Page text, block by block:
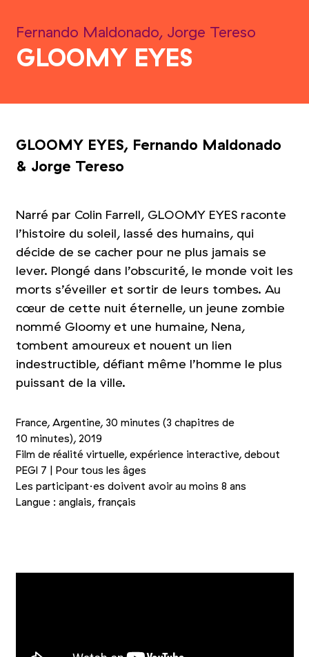
Fernando Maldonado, Jorge Tereso
GLOOMY EYES
GLOOMY EYES, Fernando Maldonado
& Jorge Tereso
Narré par Colin Farrell, GLOOMY EYES raconte
l’histoire du soleil, lassé des humains, qui
décide de se cacher pour ne plus jamais se
lever. Plongé dans l’obscurité, le monde voit les
morts s’éveiller et sortir de leurs tombes. Au
cœur de cette nuit éternelle, un jeune zombie
nommé Gloomy et une humaine, Nena,
tombent amoureux et nouent un lien
indestructible, défiant même l’homme le plus
puissant de la ville.
France, Argentine, 30 minutes (3 chapitres de
10 minutes), 2019
Film de réalité virtuelle, expérience interactive, debout
PEGI 7 | Pour tous les âges
Les participant·es doivent avoir au moins 8 ans
Langue : anglais, français